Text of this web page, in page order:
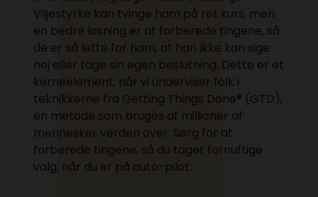
Viljestyrke kan tvinge ham på ret kurs, men
en bedre løsning er at forberede tingene, så
de er så lette for ham, at han ikke kan sige
nej eller tage sin egen beslutning. Dette er et
kerneelement, når vi underviser folk i
teknikkerne fra Getting Things Done® (GTD),
en metode som bruges af millioner af
mennesker verden over: Sørg for at
forberede tingene, så du tager fornuftige
valg, når du er på auto-pilot.